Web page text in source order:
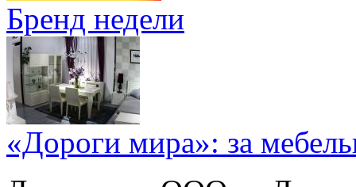
Бренд недели
«Дороги мира»: за